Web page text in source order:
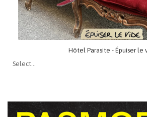
Hôtel Parasite - Épuiser le